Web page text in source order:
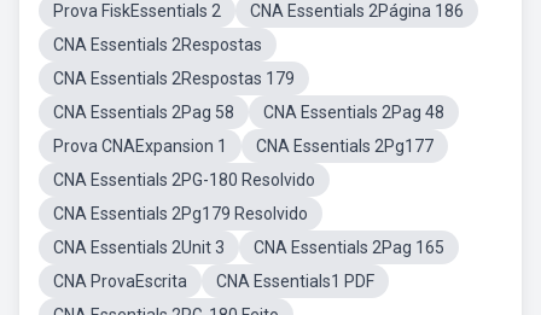
Prova FiskEssentials 2
CNA Essentials 2Página 186
CNA Essentials 2Respostas
CNA Essentials 2Respostas 179
CNA Essentials 2Pag 58
CNA Essentials 2Pag 48
Prova CNAExpansion 1
CNA Essentials 2Pg177
CNA Essentials 2PG-180 Resolvido
CNA Essentials 2Pg179 Resolvido
CNA Essentials 2Unit 3
CNA Essentials 2Pag 165
CNA ProvaEscrita
CNA Essentials1 PDF